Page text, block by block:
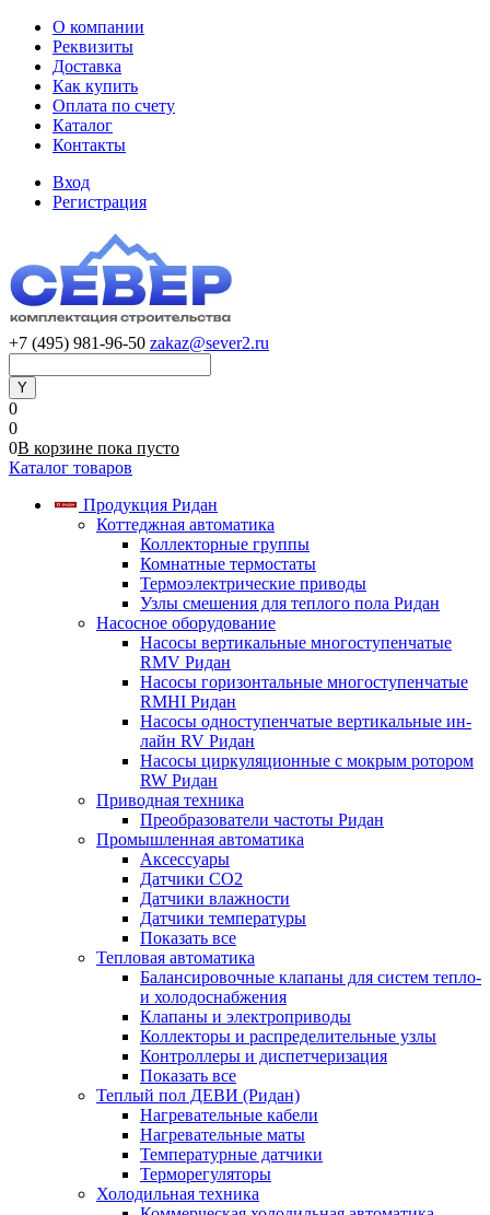
О компании
Реквизиты
Доставка
Как купить
Оплата по счету
Каталог
Контакты
Вход
Регистрация
+7 (495) 981-96-50 zakaz@sever2.ru
0
0
0В корзине пока пусто
Каталог товаров
Продукция Ридан
Коттеджная автоматика
Коллекторные группы
Комнатные термостаты
Термоэлектрические приводы
Узлы смешения для теплого пола Ридан
Насосное оборудование
Насосы вертикальные многоступенчатые
RMV Ридан
Насосы горизонтальные многоступенчатые
RMHI Ридан
Насосы одноступенчатые вертикальные ин-
лайн RV Ридан
Насосы циркуляционные с мокрым ротором
RW Ридан
Приводная техника
Преобразователи частоты Ридан
Промышленная автоматика
Аксессуары
Датчики CO2
Датчики влажности
Датчики температуры
Показать все
Тепловая автоматика
Балансировочные клапаны для систем тепло-
и холодоснабжения
Клапаны и электроприводы
Коллекторы и распределительные узлы
Контроллеры и диспетчеризация
Показать все
Теплый пол ДЕВИ (Ридан)
Нагревательные кабели
Нагревательные маты
Температурные датчики
Терморегуляторы
Холодильная техника